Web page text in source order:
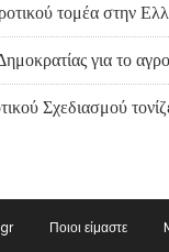
τομέα στην
για το
Σχεδιασμού
Ποιοι είμαστε